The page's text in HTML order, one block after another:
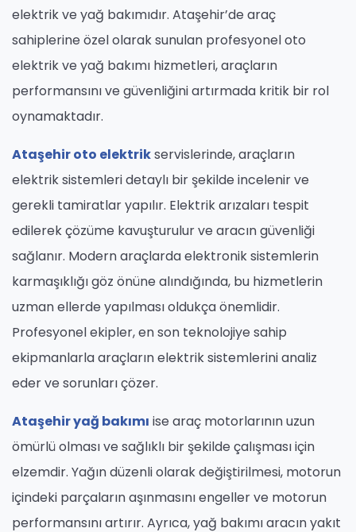
elektrik ve yağ bakımıdır. Ataşehir’de araç
sahiplerine özel olarak sunulan profesyonel oto
elektrik ve yağ bakımı hizmetleri, araçların
performansını ve güvenliğini artırmada kritik bir rol
oynamaktadır.
Ataşehir oto elektrikservislerinde, araçların
elektrik sistemleri detaylı bir şekilde incelenir ve
gerekli tamiratlar yapılır. Elektrik arızaları tespit
edilerek çözüme kavuşturulur ve aracın güvenliği
sağlanır. Modern araçlarda elektronik sistemlerin
karmaşıklığı göz önüne alındığında, bu hizmetlerin
uzman ellerde yapılması oldukça önemlidir.
Profesyonel ekipler, en son teknolojiye sahip
ekipmanlarla araçların elektrik sistemlerini analiz
eder ve sorunları çözer.
Ataşehir yağ bakımı ise araç motorlarının uzun
ömürlü olması ve sağlıklı bir şekilde çalışması için
elzemdir. Yağın düzenli olarak değiştirilmesi, motorun
içindeki parçaların aşınmasını engeller ve motorun
performansını artırır. Ayrıca, yağ bakımı aracın yakıt